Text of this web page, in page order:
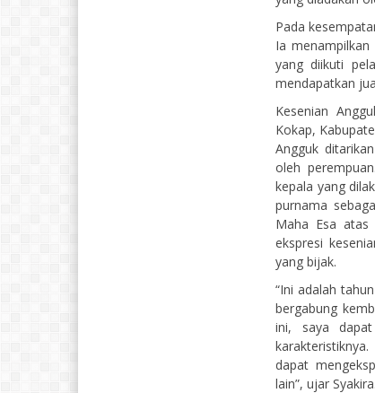
Pada
Ia
yang diikuti
mendapatkan
Kesenian
Kokap,
Angguk
oleh
kepala yang
purnama
Maha Esa atas
ekspresi
yang bijak.
“Ini adalah
bergabung
ini, saya
dapat
lain”, ujar